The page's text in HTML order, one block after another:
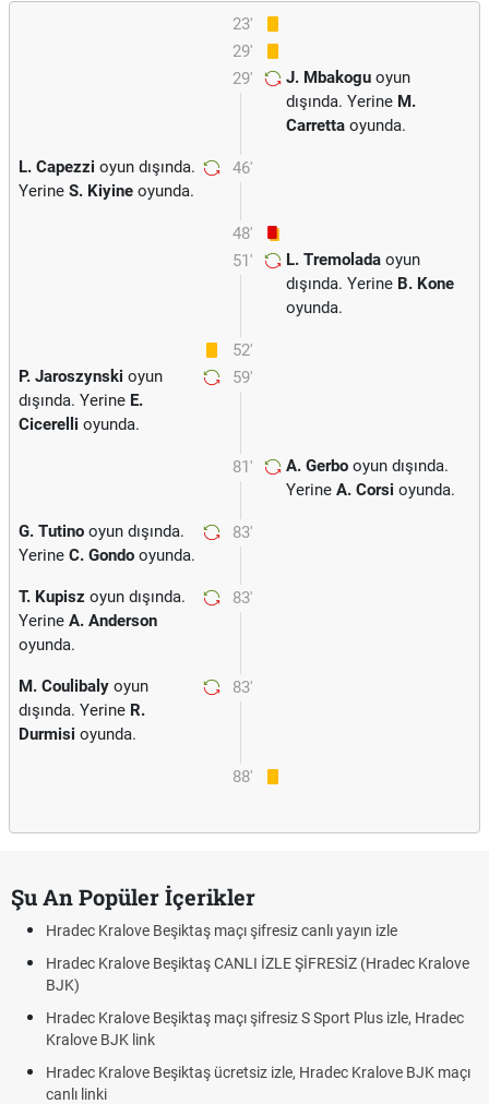
23'
29'
29'
J. Mbakogu oyun
dışında. Yerine M.
Carretta oyunda.
46'
L. Capezzi oyun dışında.
Yerine S. Kiyine oyunda.
48'
51'
L. Tremolada oyun
dışında. Yerine B. Kone
oyunda.
52'
59'
P. Jaroszynski oyun
dışında. Yerine E.
Cicerelli oyunda.
81' A. Gerbo oyun dışında.
Yerine A. Corsi oyunda.
83'
G. Tutino oyun dışında.
Yerine C. Gondo oyunda.
83'
T. Kupisz oyun dışında.
Yerine A. Anderson
oyunda.
83'
M. Coulibaly oyun
dışında. Yerine R.
Durmisi oyunda.
88'
Şu An Popüler İçerikler
Hradec Kralove Beşiktaş maçı şifresiz canlı yayın izle
Hradec Kralove Beşiktaş CANLI İZLE ŞİFRESİZ (Hradec Kralove
BJK)
Hradec Kralove Beşiktaş maçı şifresiz S Sport Plus izle, Hradec
Kralove BJK link
Hradec Kralove Beşiktaş ücretsiz izle, Hradec Kralove BJK maçı
canlı linki